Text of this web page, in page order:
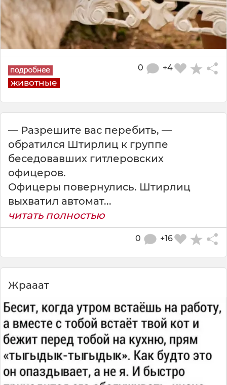
животные
+4
0
— Разрешите вас перебить, —
обратился Штирлиц к группе
беседовавших гитлеровских
офицеров.
Офицеры повернулись. Штирлиц
выхватил автомат...
читать полностью
+16
0
Жрааат